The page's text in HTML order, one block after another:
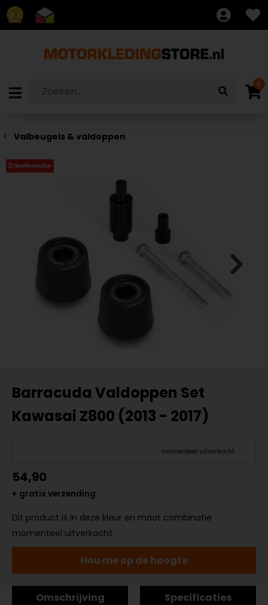
8.7
0
Valbeugels & valdoppen
Barracuda Valdoppen Set
Kawasai Z800 (2013 - 2017)
momenteel uitverkocht
54,90
+ gratis verzending
Dit product is in deze kleur en maat combinatie
momenteel uitverkocht.
Hou me op de hoogte
Omschrijving Specificaties